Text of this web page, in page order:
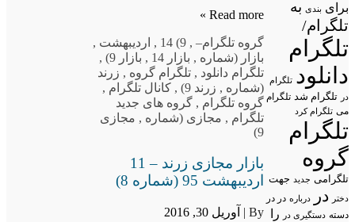
Read more »
گروه تلگرام–
,
9) 14
, اردیبهشت ,
بازار (شماره , بازار 14 , بازار 9)
,
تلگرام دانلود , تلگرام گروه , زرند
(شماره , زرند 9) , کانال تلگرام ,
گروه تلگرام , گروه های جدید
تلگرام , مجازی (شماره , مجازی
9)
بازار مجازی زرند – 11
اردیبهشت 95 (شماره 8)
By | آوریل 30, 2016
برای بندی به
تلگرام/
تلگرام
دانلود تلگرام
در تلگرام شد تلگرام
می تلگرام کرد
تلگرام
گروه
تلگرامی جدید جهت
دختر در درباره در در
دسته دستگیری در را